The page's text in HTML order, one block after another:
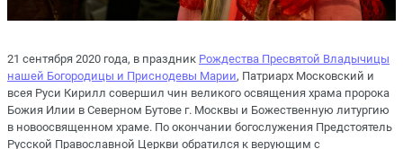
21 сентября 2020 года, в праздник Рождества Пресвятой Владычицы
нашей Богородицы и Приснодевы Марии, Патриарх Московский и
всея Руси Кирилл совершил чин великого освящения храма пророка
Божия Илии в Северном Бутове г. Москвы и Божественную литургию
в новоосвященном храме. По окончании богослужения Предстоятель
Русской Православной Церкви обратился к верующим с